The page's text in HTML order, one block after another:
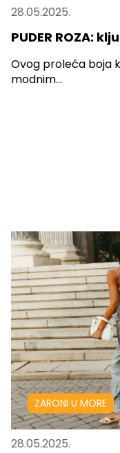
28.05.2025.
PUDER ROZA:
Ovog proleća boja
modnim...
ZARONI U MORE
28.05.2025.